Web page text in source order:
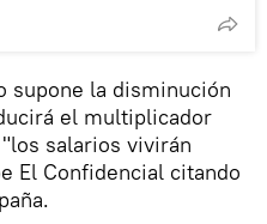
supone la disminución
el multiplicador
salarios vivirán
El Confidencial citando